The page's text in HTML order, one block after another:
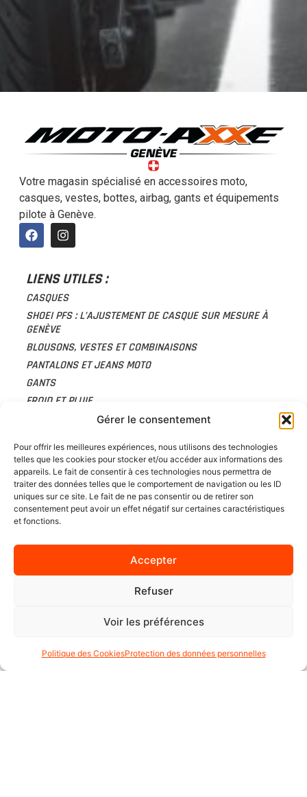
Gérer le consentement
Pour offrir les meilleures expériences, nous utilisons des technologies
telles que les cookies pour stocker et/ou accéder aux informations des
appareils. Le fait de consentir à ces technologies nous permettra de
traiter des données telles que le comportement de navigation ou les ID
uniques sur ce site. Le fait de ne pas consentir ou de retirer son
consentement peut avoir un effet négatif sur certaines caractéristiques
et fonctions.
Accepter
Refuser
Voir les préférences
Politique des CookiesProtection des données personnelles
Votre magasin spécialisé en accessoires moto,
casques, vestes, bottes, airbag, gants et équipements
pilote à Genève.
LIENS UTILES :
CASQUES
SHOEI PFS : L’AJUSTEMENT DE CASQUE SUR MESURE À
GENÈVE
BLOUSONS, VESTES ET COMBINAISONS
PANTALONS ET JEANS MOTO
GANTS
FROID ET PLUIE
BAGAGERIE
CHAUSSURES
CARTE CADEAU
ACTUALITÉS
À PROPOS
CONTACT
moto.axxe.geneve@gmail.com
Moto AXXE Genève